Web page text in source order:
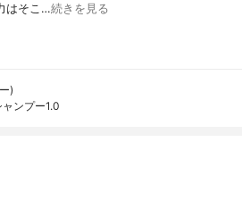
はそこ…続きを見る
)
ンプー1.0